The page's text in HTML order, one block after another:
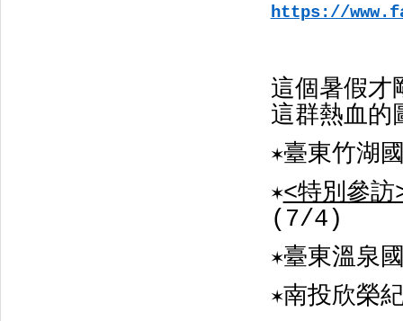
https://
這個暑假才
這群熱血的
✶臺東竹
✶<特別參訪
(7/4)
✶臺東溫
✶南投欣榮